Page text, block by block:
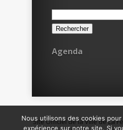
Rechercher :
Agenda
Site Officiel de la Ville de La
Nous utilisons des cookies
expérience sur notre site. Si